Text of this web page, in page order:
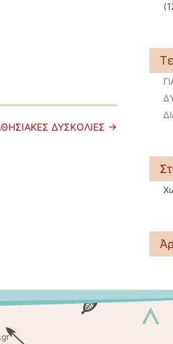
ΔΥΣΚΟΛΙΕΣ →